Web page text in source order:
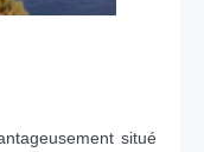
situé